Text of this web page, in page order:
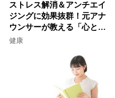
ストレス解消＆アンチエイ
ジングに効果抜群！元アナ
ウンサーが教える「心と体
を元気にする音読の習慣」
健康